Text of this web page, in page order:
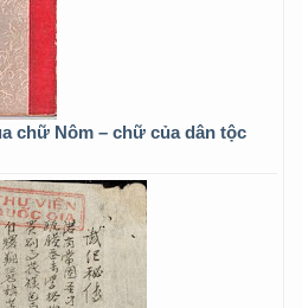
chữ Nôm – chữ của dân tộc